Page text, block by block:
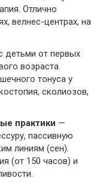
Отлично
велнес-центрах, на
детьми от первых
возраста.
тонуса у
сколиозов,
практики —
пассивную
линиям (сен).
(от 150 часов) и